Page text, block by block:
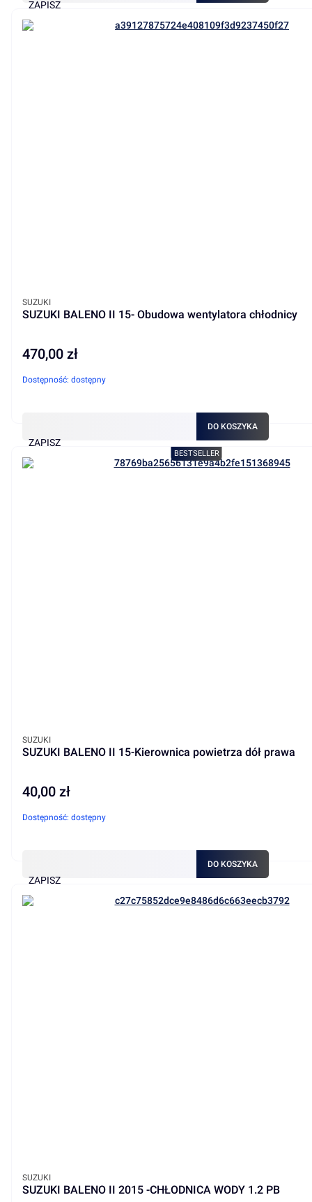
ZAPISZ
SUZUKI BALENO II 15- Obudowa wentylatora chłodnicy
PRODUCENT
SUZUKI
Cena
470,00 zł
Dostępność: dostępny
ZAPISZ
DO KOSZYKA
BESTSELLER
SUZUKI BALENO II 15-Kierownica powietrza dół prawa
PRODUCENT
SUZUKI
Cena
40,00 zł
Dostępność: dostępny
ZAPISZ
DO KOSZYKA
SUZUKI BALENO II 2015 -CHŁODNICA WODY 1.2 PB
PRODUCENT
SUZUKI